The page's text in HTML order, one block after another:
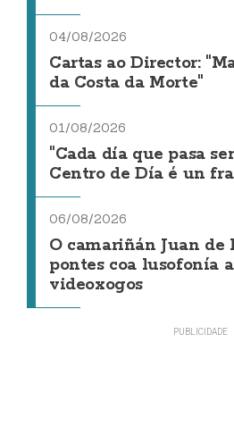
04/08/2026
Cartas ao Director:
da Costa da Morte"
01/08/2026
"Cada día que pasa
Centro de Día é un
06/08/2026
O camariñán Juan
pontes coa lusofonía
videoxogos